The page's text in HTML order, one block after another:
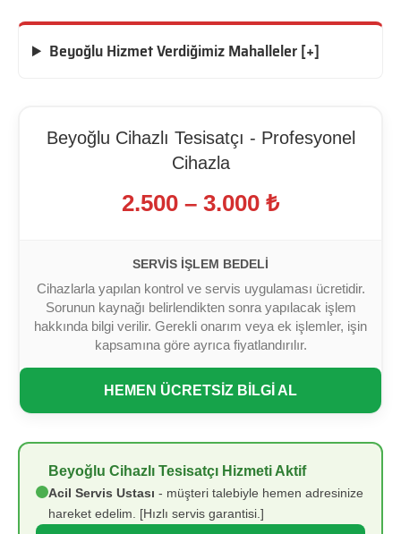
Beyoğlu Hizmet Verdiğimiz Mahalleler [+]
Beyoğlu Cihazlı Tesisatçı - Profesyonel
Cihazla
2.500 – 3.000 ₺
SERVIS İŞLEM BEDELI
Cihazlarla yapılan kontrol ve servis uygulaması ücretidir.
Sorunun kaynağı belirlendikten sonra yapılacak işlem
hakkında bilgi verilir. Gerekli onarım veya ek işlemler, işin
kapsamına göre ayrıca fiyatlandırılır.
HEMEN ÜCRETSİZ BİLGİ AL
Beyoğlu Cihazlı Tesisatçı Hizmeti Aktif
Acil Servis Ustası - müşteri talebiyle hemen adresinize
hareket edelim. [Hızlı servis garantisi.]